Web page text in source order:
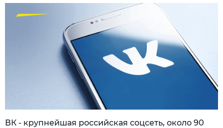
ВК - крупнейшая российская соцсеть, около 90